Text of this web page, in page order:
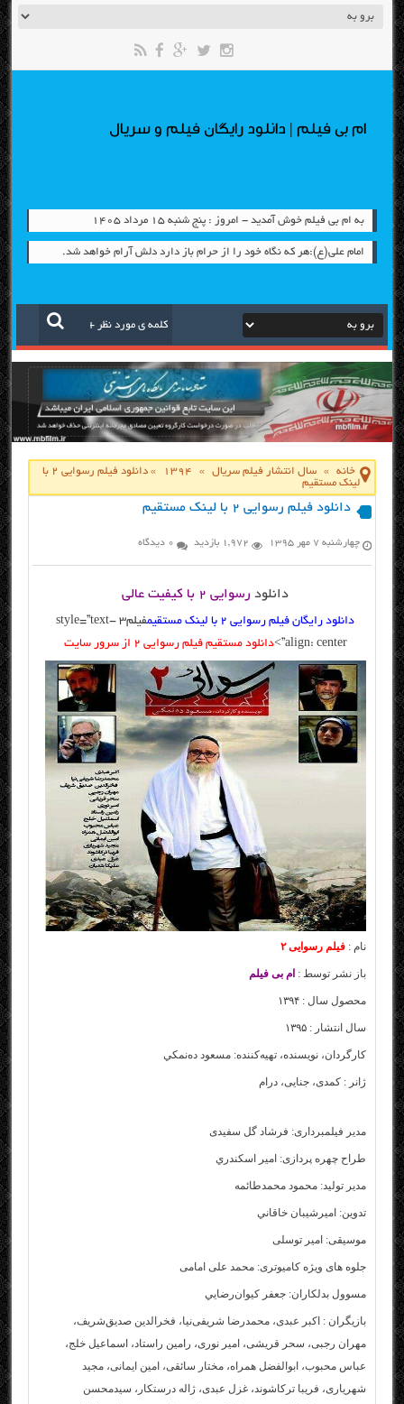
ام بی فیلم | دانلود رایگان فیلم و سریال
به ام بی فیلم خوش آمدید - امروز : پنج شنبه ۱۵ مرداد ۱۴۰۵
امام علي(ع):هر كه نگاه خود را از حرام باز دارد دلش آرام خواهد شد.
خانه » سال انتشار فیلم سریال »
1394
»
دانلود فیلم رسوایی ۲ با
لینک مستقیم
دانلود فیلم رسوایی ۲ با لینک مستقیم
چهارشنبه ۷ مهر ۱۳۹۵ 1,972 بازدید 0 دیدگاه
دانلودرسوایی ۲ با کیفیت عالی
دانلود رایگان فیلم رسوایی ۲ با لینک مستقیم
فیلم3 style=”text-
align: center”>
دانلود مستقیم فیلم رسوایی ۲ از سرور سایت
نام :فیلم رسوایی ۲
باز نشر توسط : ام بی فیلم
محصول سال : ۱۳۹۴
سال انتشار : ۱۳۹۵
کارگردان، نویسنده، تهيه‌کننده: مسعود ده‌نمکي
ژانر : کمدی، جنایی، درام
مدیر فیلمبرداری: فرشاد گل سفيدی
طراح چهره پردازی: امير اسکندري
مدير توليد: محمود محمدطائمه
تدوين: اميرشيبان خاقاني
موسیقی: امیر توسلی
جلوه های ویژه کامیوتری: محمد علی امامی
مسوول بدلکاران: جعفر کيوان‌رضايي
بازیگران : اکبر عبدی، محمدرضا شریفی‌نیا، فخرالدین صدیق‌شریف،
مهران رجبی، سحر قریشی، امیر نوری، رامین راستاد، اسماعیل‌ خلج،
عباس محبوب، ابوالفضل همراه، مختار سائقی، امین ایمانی، مجید
شهریاری، فریبا ترکاشوند، غزل عبدی، ژاله درستکار، سیدمحسن